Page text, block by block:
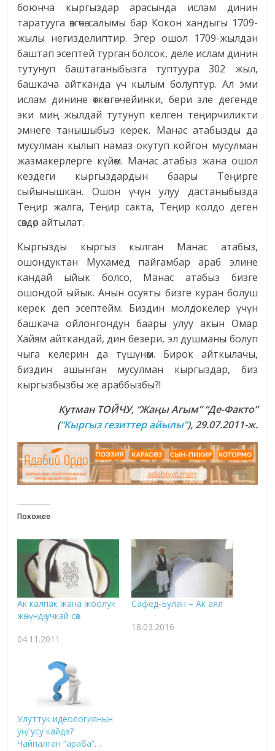
боюнча кыргыздар арасында ислам динин
таратууга өзгөчө салымы бар Кокон хандыгы 1709-
жылы негизделиптир. Эгер ошол 1709-жылдан
баштап эсептей турган болсок, деле ислам динин
тутунуп баштаганыбызга туптуура 302 жыл,
башкача айтканда үч кылым болуптур. Ал эми
ислам динине өткөнгө чейинки, бери эле дегенде
эки миң жылдай тутунуп келген теңирчиликти
эмнеге танышыбыз керек. Манас атабызды да
мусулман кылып намаз окутуп койгон мусулман
жазмакерлерге күйөм. Манас атабыз жана ошол
кездеги кыргыздардын баары Теңирге
сыйынышкан. Ошон үчүн улуу дастаныбызда
Теңир жалга, Теңир сакта, Теңир колдо деген
сөздөр айтылат.
Кыргызды кыргыз кылган Манас атабыз,
ошондуктан Мухамед пайгамбар араб элине
кандай ыйык болсо, Манас атабыз бизге
ошондой ыйык. Анын осуяты бизге куран болуш
керек деп эсептейм. Биздин молдокелер үчүн
башкача ойлонгондун баары улуу акын Омар
Хайям айткандай, дин безери, эл душманы болуп
чыга келерин да түшүнөм. Бирок айткылачы,
биздин ашынган мусулман кыргыздар, биз
кыргызбызбы же араббызбы?!
Кутман ТОЙЧУ, “Жаңы Агым”“Де-Факто”
(“Кыргыз гезиттер айылы”), 29.07.2011-ж.
Похожее
Ак калпак жана жоолук
жөнүндө учкай сөз
04.11.2011
Сафед-Булан – Ак аял
18.03.2016
Улуттук идеологиянын
уңгусу кайда?
Чайпалган “араба”…